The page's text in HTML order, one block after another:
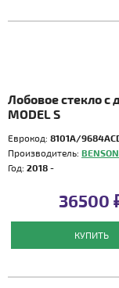
Лобовое стекло с
MODEL S
Еврокод: 8101A/
Производитель: BENSON
Год: 2018 -
36500
КУПИТЬ